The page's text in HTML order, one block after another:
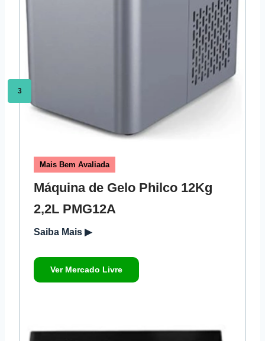
3
Mais Bem Avaliada
Máquina de Gelo Philco 12Kg
2,2L PMG12A
Saiba Mais ▶
Ver Mercado Livre